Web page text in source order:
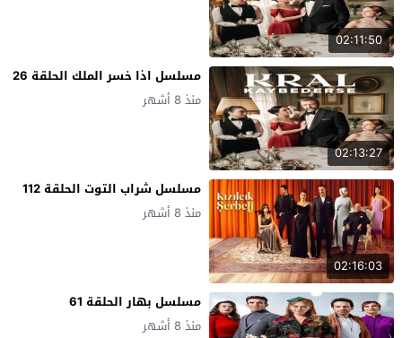
02:11:50
02:13:27
مسلسل اذا خسر الملك الحلقة 26
منذ 8 أشهر
02:16:03
مسلسل شراب التوت الحلقة 112
منذ 8 أشهر
مسلسل بهار الحلقة 61
منذ 8 أشهر